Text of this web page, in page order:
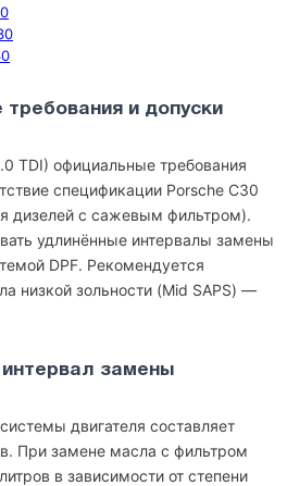
и допуски
TDI) официальные требования
спецификации Porsche C30
дизелей с сажевым фильтром).
удлинённые интервалы замены
DPF. Рекомендуется
низкой зольности (Mid SAPS) —
замены
двигателя составляет
При замене масла с фильтром
в зависимости от степени